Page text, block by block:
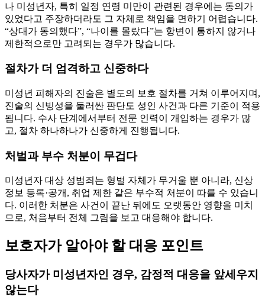
나 미성년자, 특히 일정 연령 미만이 관련된 경우에는 동의가
있었다고 주장하더라도 그 자체로 책임을 면하기 어렵습니다.
“상대가 동의했다”, “나이를 몰랐다”는 항변이 통하지 않거나
제한적으로만 고려되는 경우가 많습니다.
절차가 더 엄격하고 신중하다
미성년 피해자의 진술은 별도의 보호 절차를 거쳐 이루어지며,
진술의 신빙성을 둘러싼 판단도 성인 사건과 다른 기준이 적용
됩니다. 수사 단계에서부터 전문 인력이 개입하는 경우가 많
고, 절차 하나하나가 신중하게 진행됩니다.
처벌과 부수 처분이 무겁다
미성년자 대상 성범죄는 형벌 자체가 무거울 뿐 아니라, 신상
정보 등록·공개, 취업 제한 같은 부수적 처분이 따를 수 있습니
다. 이러한 처분은 사건이 끝난 뒤에도 오랫동안 영향을 미치
므로, 처음부터 전체 그림을 보고 대응해야 합니다.
보호자가 알아야 할 대응 포인트
당사자가 미성년자인 경우, 감정적 대응을 앞세우지
않는다